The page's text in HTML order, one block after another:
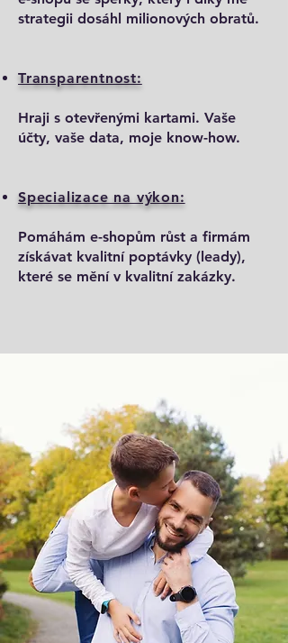
strategii dosáhl milionových obratů.
Transparentnost:
Hraji s otevřenými kartami. Vaše
účty, vaše data, moje know-how.
Specializace na výkon:
Pomáhám e-shopům růst a firmám
získávat kvalitní poptávky (leady),
které se mění v kvalitní zakázky.